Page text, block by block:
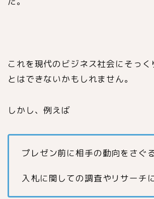
これを現代のビジネス社会にそっく
とはできないかもしれません。
しかし、例えば
プレゼン前に相手の動向をさぐ
入札に関しての調査やリサーチ